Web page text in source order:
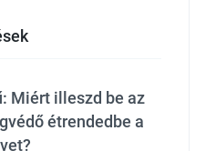
Miért illeszd be az
étrendedbe a